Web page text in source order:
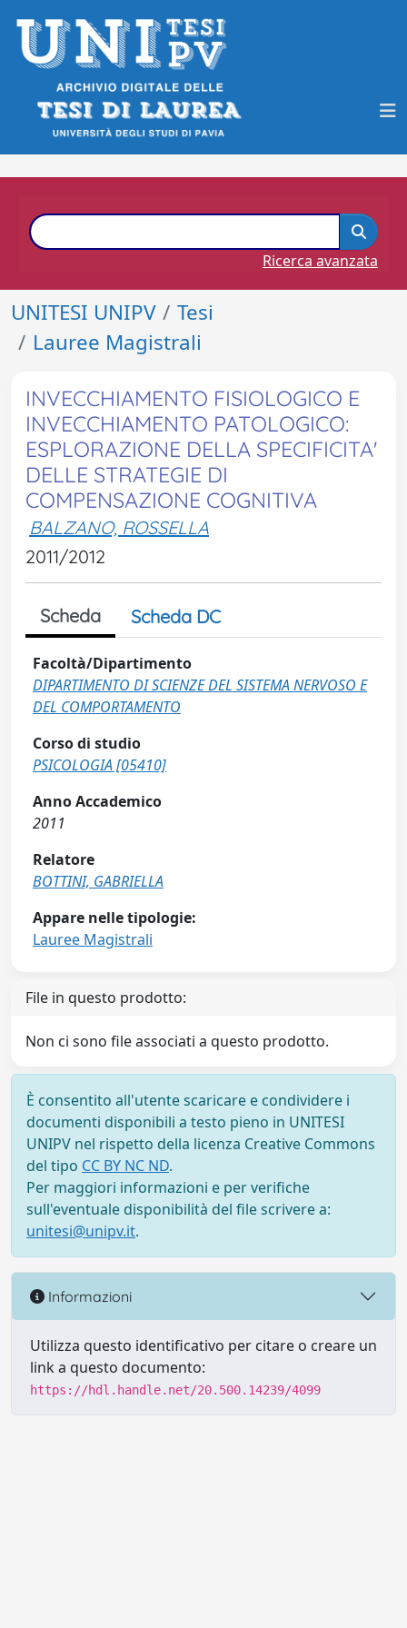
Ricerca avanzata
UNITESI UNIPV
Tesi
Lauree Magistrali
INVECCHIAMENTO FISIOLOGICO E
INVECCHIAMENTO PATOLOGICO:
ESPLORAZIONE DELLA SPECIFICITA'
DELLE STRATEGIE DI
COMPENSAZIONE COGNITIVA
BALZANO, ROSSELLA
2011/2012
Scheda Scheda DC
Facoltà/Dipartimento
DIPARTIMENTO DI SCIENZE DEL SISTEMA NERVOSO E
DEL COMPORTAMENTO
Corso di studio
PSICOLOGIA [05410]
Anno Accademico
2011
Relatore
BOTTINI, GABRIELLA
Appare nelle tipologie:
Lauree Magistrali
File in questo prodotto:
Non ci sono file associati a questo prodotto.
È consentito all'utente scaricare e condividere i
documenti disponibili a testo pieno in UNITESI
UNIPV nel rispetto della licenza Creative Commons
del tipo CC BY NC ND.
Per maggiori informazioni e per verifiche
sull'eventuale disponibilità del file scrivere a:
unitesi@unipv.it.
Informazioni
Utilizza questo identificativo per citare o creare un
link a questo documento:
https://hdl.handle.net/20.500.14239/4099